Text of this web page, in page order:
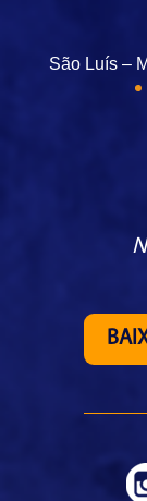
São Luís –